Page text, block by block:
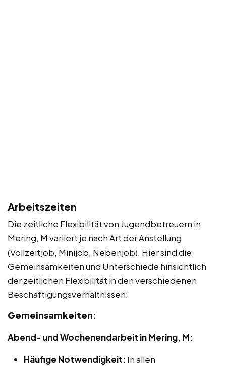
Arbeitszeiten
Die zeitliche Flexibilität von Jugendbetreuern in
Mering, M variiert je nach Art der Anstellung
(Vollzeitjob, Minijob, Nebenjob). Hier sind die
Gemeinsamkeiten und Unterschiede hinsichtlich
der zeitlichen Flexibilität in den verschiedenen
Beschäftigungsverhältnissen:
Gemeinsamkeiten:
Abend- und Wochenendarbeit in Mering, M:
Häufige Notwendigkeit: In allen